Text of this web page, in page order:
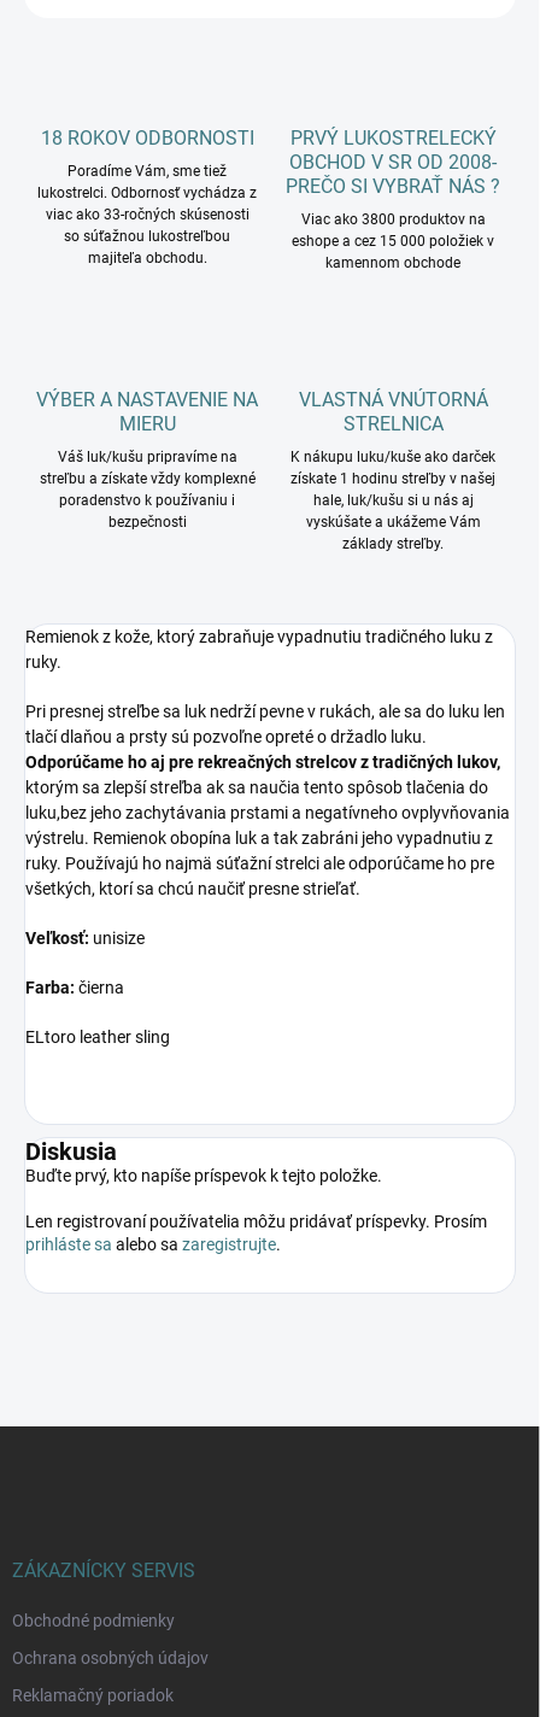
18 ROKOV ODBORNOSTI
Poradíme Vám, sme tiež
lukostrelci. Odbornosť vychádza z
viac ako 33-ročných skúsenosti
so súťažnou lukostreľbou
majiteľa obchodu.
PRVÝ LUKOSTRELECKÝ
OBCHOD V SR OD 2008-
PREČO SI VYBRAŤ NÁS ?
Viac ako 3800 produktov na
eshope a cez 15 000 položiek v
kamennom obchode
VÝBER A NASTAVENIE NA
MIERU
Váš luk/kušu pripravíme na
streľbu a získate vždy komplexné
poradenstvo k používaniu i
bezpečnosti
VLASTNÁ VNÚTORNÁ
STRELNICA
K nákupu luku/kuše ako darček
získate 1 hodinu streľby v našej
hale, luk/kušu si u nás aj
vyskúšate a ukážeme Vám
základy streľby.
Remienok z kože, ktorý zabraňuje vypadnutiu tradičného luku z
ruky.
Pri presnej streľbe sa luk nedrží pevne v rukách, ale sa do luku len
tlačí dlaňou a prsty sú pozvoľne opreté o držadlo luku.
Odporúčame ho aj pre rekreačných strelcov z tradičných lukov,
ktorým sa zlepší streľba ak sa naučia tento spôsob tlačenia do
luku,bez jeho zachytávania prstami a negatívneho ovplyvňovania
výstrelu. Remienok obopína luk a tak zabráni jeho vypadnutiu z
ruky. Používajú ho najmä súťažní strelci ale odporúčame ho pre
všetkých, ktorí sa chcú naučiť presne strieľať.
Veľkosť: unisize
Farba: čierna
ELtoro leather sling
Diskusia
Buďte prvý, kto napíše príspevok k tejto položke.
Len registrovaní používatelia môžu pridávať príspevky. Prosím
prihláste sa alebo sa zaregistrujte.
ZÁKAZNÍCKY SERVIS
Obchodné podmienky
Ochrana osobných údajov
Reklamačný poriadok